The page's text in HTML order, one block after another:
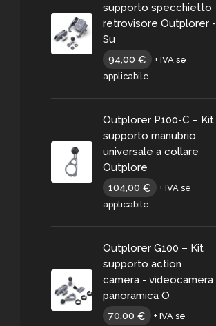
supporto specchietto
retrovisore Outplorer -
Su
94,00 €
+ IVA se
applicabile
Outplorer P100-C – Kit
supporto manubrio
universale a collare
Outplore
104,00 €
+ IVA se
applicabile
Outplorer G100 – Kit
supporto action
camera - videocamera
panoramica O
70,00 €
+ IVA se